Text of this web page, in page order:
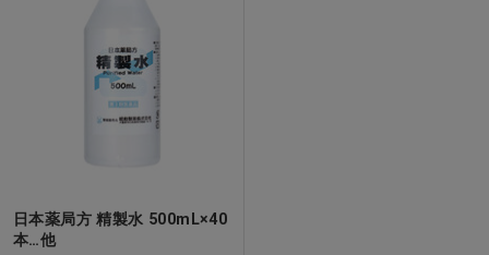
日本薬局方 精製水 500mL×40
本…他